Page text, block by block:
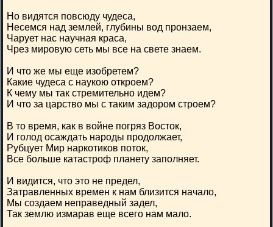
Но видятся повсюду чудеса,
Несемся над землей, глубины вод пронзаем,
Чарует нас научная краса,
Чрез мировую сеть мы все на свете знаем.
И что же мы еще изобретем?
Какие чудеса с наукою откроем?
К чему мы так стремительно идем?
И что за царство мы с таким задором строем?
В то время, как в войне погряз Восток,
И голод осаждать народы продолжает,
Рубцует Мир наркотиков поток,
Все больше катастроф планету заполняет.
И видится, что это не предел,
Затравленных времен к нам близится начало,
Мы создаем неправедный задел,
Так землю измарав еще всего нам мало.